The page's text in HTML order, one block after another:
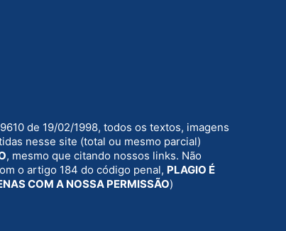
de 19/02/1998, todos os textos, imagens
nesse site (total ou mesmo parcial)
, mesmo que citando nossos links. Não
o artigo 184 do código penal, PLAGIO É
COM A NOSSA PERMISSÃO)